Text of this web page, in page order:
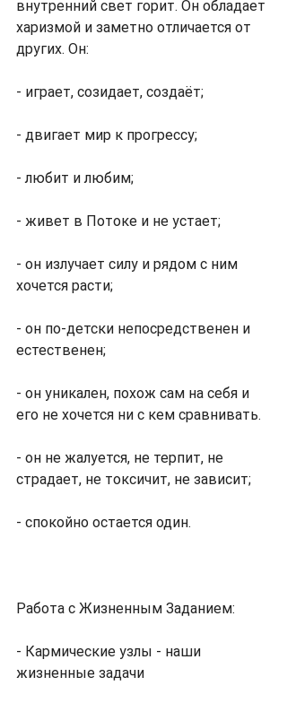
внутренний свет горит. Он обладает
харизмой и заметно отличается от
других. Он:
- играет, созидает, создаёт;
- двигает мир к прогрессу;
- любит и любим;
- живет в Потоке и не устает;
- он излучает силу и рядом с ним
хочется расти;
- он по-детски непосредственен и
естественен;
- он уникален, похож сам на себя и
его не хочется ни с кем сравнивать.
- он не жалуется, не терпит, не
страдает, не токсичит, не зависит;
- спокойно остается один.
Работа с Жизненным Заданием:
- Кармические узлы - наши
жизненные задачи